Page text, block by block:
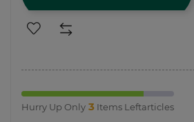
Hurry Up Only 3 Items Leftarticles